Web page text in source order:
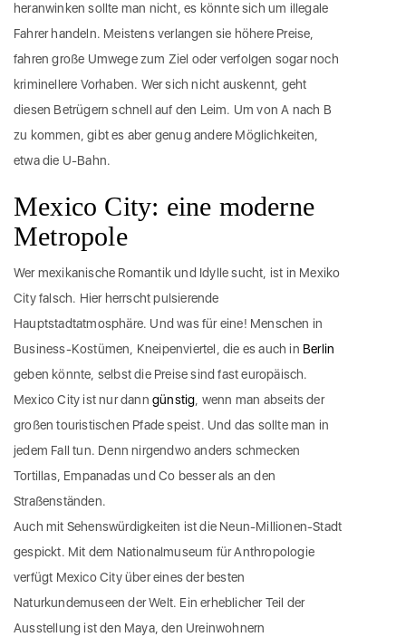
heranwinken sollte man nicht, es könnte sich um illegale
Fahrer handeln. Meistens verlangen sie höhere Preise,
fahren große Umwege zum Ziel oder verfolgen sogar noch
kriminellere Vorhaben. Wer sich nicht auskennt, geht
diesen Betrügern schnell auf den Leim. Um von A nach B
zu kommen, gibt es aber genug andere Möglichkeiten,
etwa die U-Bahn.
Mexico City: eine moderne
Metropole
Wer mexikanische Romantik und Idylle sucht, ist in Mexiko
City falsch. Hier herrscht pulsierende
Hauptstadtatmosphäre. Und was für eine! Menschen in
Business-Kostümen, Kneipenviertel, die es auch in Berlin
geben könnte, selbst die Preise sind fast europäisch.
Mexico City ist nur dann günstig , wenn man abseits der
großen touristischen Pfade speist. Und das sollte man in
jedem Fall tun. Denn nirgendwo anders schmecken
Tortillas, Empanadas und Co besser als an den
Straßenständen.
Auch mit Sehenswürdigkeiten ist die Neun-Millionen-Stadt
gespickt. Mit dem Nationalmuseum für Anthropologie
verfügt Mexico City über eines der besten
Naturkundemuseen der Welt. Ein erheblicher Teil der
Ausstellung ist den Maya, den Ureinwohnern